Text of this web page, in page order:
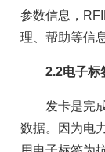
参数信息，
理、帮助等信息
2.2电子标
发卡是完成
数据。因为电